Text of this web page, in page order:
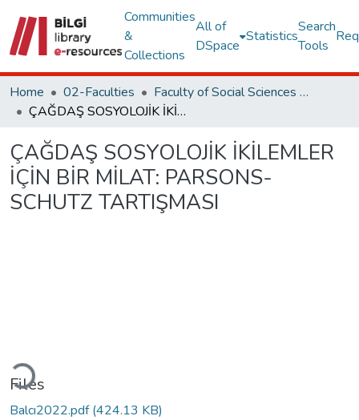
Communities
&
Collections
All of
DSpace
Statistics
Search
Tools
Home 02-Faculties
Faculty of Social Sciences and Humanities
ÇAĞDAŞ SOSYOLOJİK İKİLEMLER İÇİN BİR MİLAT: PARSONS-SCHUTZ TARTIŞMASI
ÇAĞDAŞ SOSYOLOJİK İKİLEMLER
İÇİN BİR MİLAT: PARSONS-
SCHUTZ TARTIŞMASI
Loading...
Files
Balcı2022.pdf(424.13 KB)